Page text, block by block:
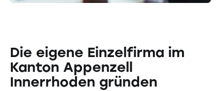
Die eigene Einzelfirma im
Kanton Appenzell
Innerrhoden gründen